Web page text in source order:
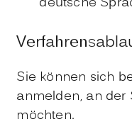
Sie können sich
anmelden, an
möchten.